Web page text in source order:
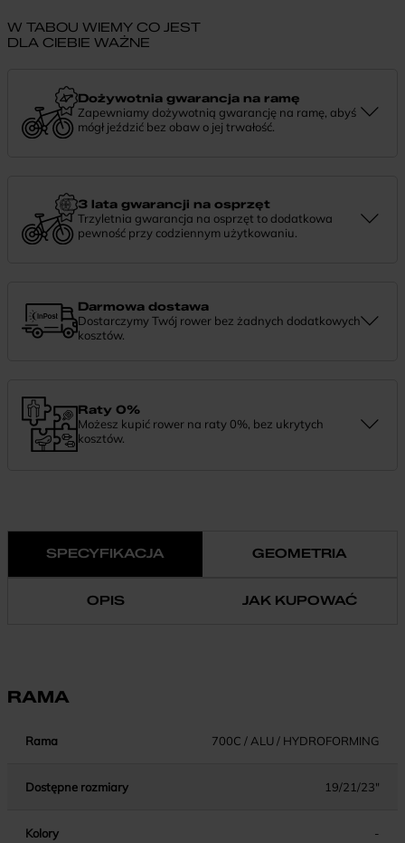
W TABOU WIEMY CO JEST
DLA CIEBIE WAŻNE
Dożywotnia gwarancja na ramę
Zapewniamy dożywotnią gwarancję na ramę, abyś
mógł jeździć bez obaw o jej trwałość.
chętnie pomożemy.3 lata gwarancji na osprzęt
Trzyletnia gwarancja na osprzęt to dodatkowa
pewność przy codziennym użytkowaniu.
Darmowa dostawa
Dostarczymy Twój rower bez żadnych dodatkowych
kosztów.
Raty 0%
Możesz kupić rower na raty 0%, bez ukrytych
kosztów.
SPECYFIKACJA GEOMETRIA
OPIS JAK KUPOWAĆ
RAMA
Rama 700C / ALU / HYDROFORMING
Dostępne rozmiary 19/21/23"
Kolory -